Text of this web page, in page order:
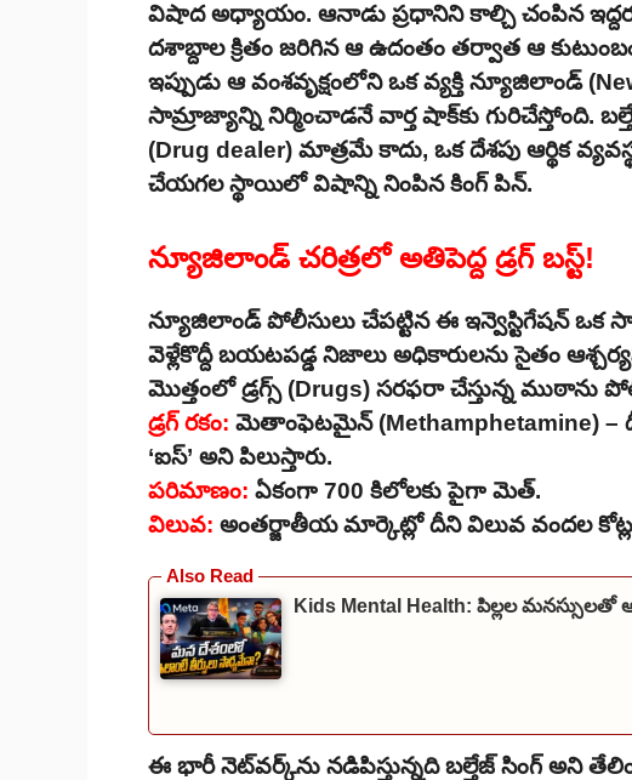
విషాద అధ్యాయం. ఆనాడు ప్రధానిని కాల్చి చంపిన
దశాబ్దాల క్రితం జరిగిన ఆ ఉదంతం తర్వాత ఆ
ఇప్పుడు ఆ వంశవృక్షంలోని ఒక వ్యక్తి న్యూజిలాండ్
సామ్రాజ్యాన్ని నిర్మించాడనే వార్త షాక్‌కు గురిచేస్తోంది.
(Drug dealer) మాత్రమే కాదు, ఒక దేశపు ఆర్థిక
చేయగల స్థాయిలో విషాన్ని నింపిన కింగ్ పిన్.
న్యూజిలాండ్ చరిత్రలో అతిపెద్ద డ్రగ్ బస్ట్!
న్యూజిలాండ్ పోలీసులు చేపట్టిన ఈ ఇన్వెస్టిగేషన్
వెళ్లేకొద్దీ బయటపడ్డ నిజాలు అధికారులను సైతం
మొత్తంలో డ్రగ్స్ (Drugs) సరఫరా చేస్తున్న ముఠాను
డ్రగ్ రకం: మెతాంఫెటమైన్ (Methamphetamine)
‘ఐస్’ అని పిలుస్తారు.
పరిమాణం: ఏకంగా 700 కిలోలకు పైగా మెత్.
విలువ: అంతర్జాతీయ మార్కెట్లో దీని విలువ వందల
Kids Mental Health: పిల్లల
ఈ భారీ నెట్‌వర్క్‌ను నడిపిస్తున్నది బల్తేజ్ సింగ్ అని